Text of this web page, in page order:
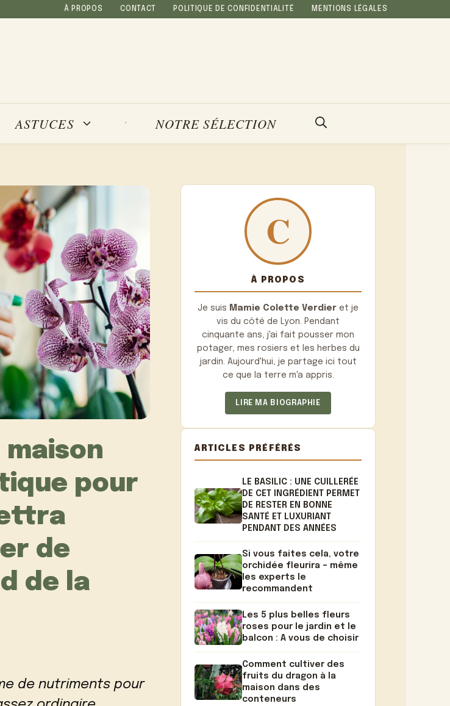
À PROPOS CONTACT POLITIQUE DE CONFIDENTIALITÉ MENTIONS LÉGALES
ASTUCES NOTRE SÉLECTION
pour
de
de la
de nutriments pour
À PROPOS
Je suis Mamie Colette Verdier et je
vis du côté de Lyon. Pendant
cinquante ans, j'ai fait pousser mon
potager, mes rosiers et les herbes du
jardin. Aujourd'hui, je partage ici tout
ce que la terre m'a appris.
LIRE MA BIOGRAPHIE
ARTICLES PRÉFÉRÉS
LE BASILIC : UNE CUILLERÉE
DE CET INGRÉDIENT PERMET
DE RESTER EN BONNE
SANTÉ ET LUXURIANT
PENDANT DES ANNÉES
Si vous faites cela, votre
orchidée fleurira – même
les experts le
recommandent
Les 5 plus belles fleurs
roses pour le jardin et le
balcon : A vous de choisir
Comment cultiver des
fruits du dragon à la
maison dans des
conteneurs